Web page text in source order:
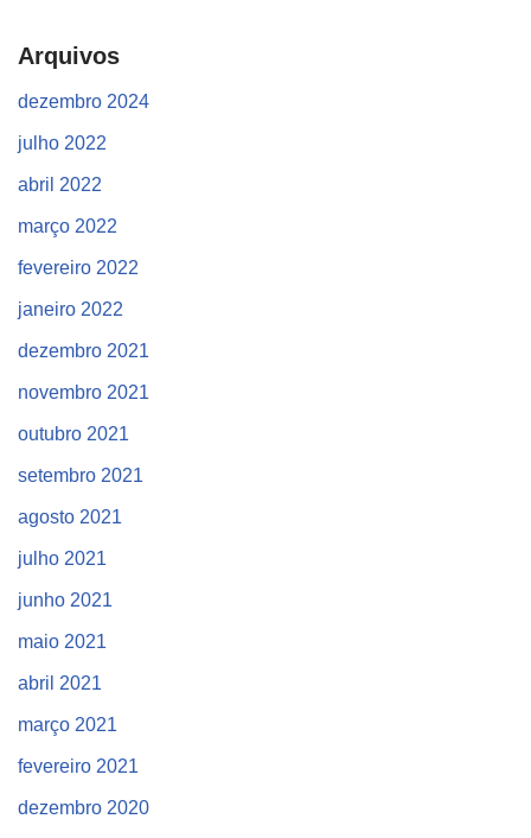
Arquivos
dezembro 2024
julho 2022
abril 2022
março 2022
fevereiro 2022
janeiro 2022
dezembro 2021
novembro 2021
outubro 2021
setembro 2021
agosto 2021
julho 2021
junho 2021
maio 2021
abril 2021
março 2021
fevereiro 2021
dezembro 2020